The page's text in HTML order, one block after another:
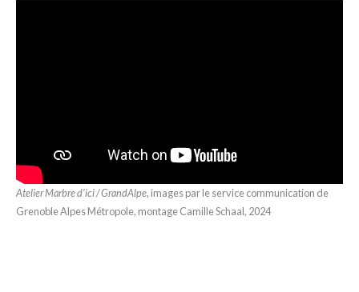
Atelier Marbre d’ici / GrandAlpe, images par le service communication de
Grenoble Alpes Métropole, montage Camille Schaal, 2024